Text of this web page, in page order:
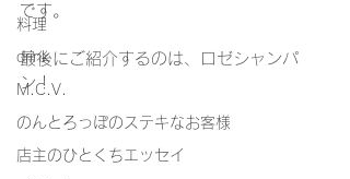
料理
drink
M.C.V.
のんとろっぽのステキなお客様
店主のひとくちエッセイ
です。
最後にご紹介するのは、ロゼシャンパ
ン！